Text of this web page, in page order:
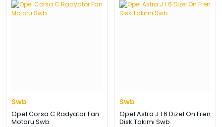
Swb
Opel Corsa C Radyatör Fan
Motoru Swb
Swb
Opel Astra J 1.6 Dizel Ön Fren
Disk Takımı Swb